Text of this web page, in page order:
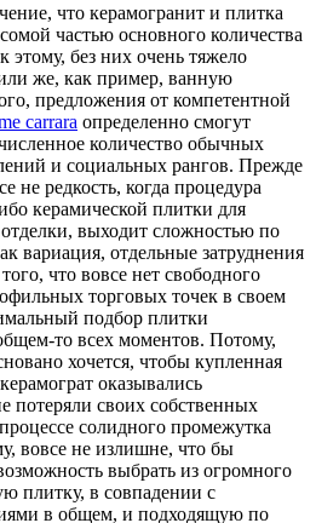
что керамогранит и плитка
частью основного количества
этому, без них очень тяжело
же, как пример, ванную
предложения от компетентной
carrara определенно смогут
количество обычных
и социальных рангов. Прежде
не редкость, когда процедура
керамической плитки для
выходит сложностью по
вариация, отдельные затруднения
что вовсе нет свободного
торговых точек в своем
подбор плитки
то всех моментов. Потому,
хочется, чтобы купленная
оказывались
потеряли своих собственных
солидного промежутка
вовсе не излишне, что бы
выбрать из огромного
плитку, в совпадении с
в общем, и подходящую по